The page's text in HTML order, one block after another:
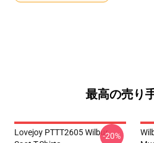
最高の売り
Lovejoy PTTT2605 Wilbur-20%